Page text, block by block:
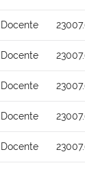
Docente
Docente
Docente
Docente
Docente